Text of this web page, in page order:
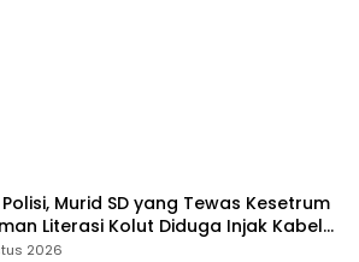
Murid SD yang Tewas Kesetrum
Literasi Kolut Diduga Injak Kabel
Listrik
2026